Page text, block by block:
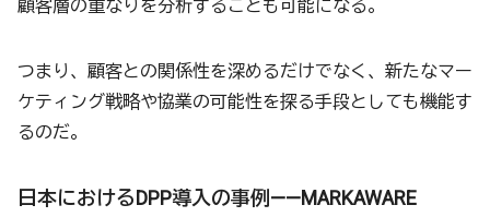
顧客層の重なりを分析することも可能になる。
つまり、顧客との関係性を深めるだけでなく、新たなマー
ケティング戦略や協業の可能性を探る手段としても機能す
るのだ。
日本におけるDPP導入の事例——MARKAWARE